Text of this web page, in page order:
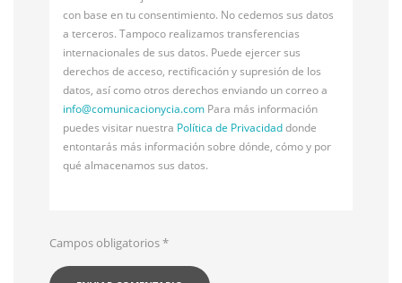
con base en tu consentimiento. No cedemos sus datos
a terceros. Tampoco realizamos transferencias
internacionales de sus datos. Puede ejercer sus
derechos de acceso, rectificación y supresión de los
datos, así como otros derechos enviando un correo a
info@comunicacionycia.com Para más información
puedes visitar nuestra Política de Privacidaddonde
entontarás más información sobre dónde, cómo y por
qué almacenamos sus datos.
Campos obligatorios*